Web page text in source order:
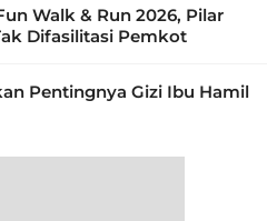
Walk & Run 2026, Pilar
Difasilitasi Pemkot
Pentingnya Gizi Ibu Hamil